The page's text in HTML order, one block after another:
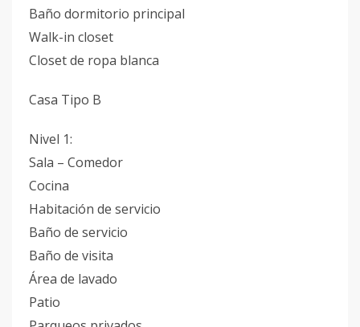
Baño dormitorio principal
Walk-in closet
Closet de ropa blanca
Casa Tipo B
Nivel 1:
Sala – Comedor
Cocina
Habitación de servicio
Baño de servicio
Baño de visita
Área de lavado
Patio